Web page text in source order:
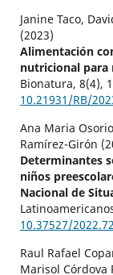
Janine Taco,
(2023)
Alimentación
nutricional para
Bionatura, 8(4),
10.21931/RB/
Ana Maria
Ramírez-Girón
Determinantes
niños
Nacional de
10.37527/
Raul Rafael
Marisol Córdova